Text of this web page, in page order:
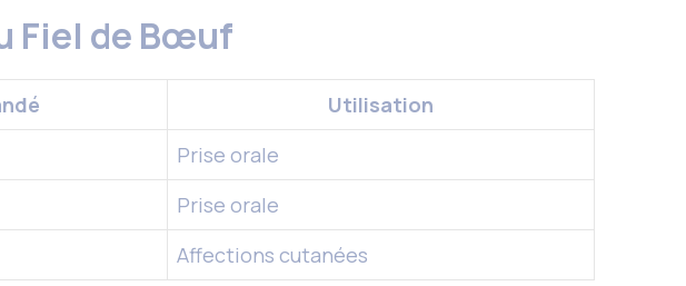
Fiel de Bœuf
Utilisation
Prise orale
Prise orale
Affections cutanées